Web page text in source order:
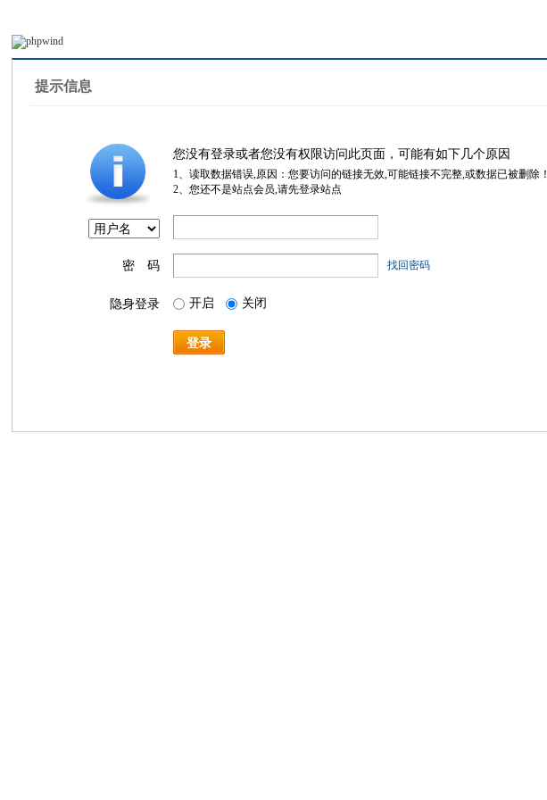
提示信息
您没有登录或者您没有权限访问此页面，可能有如下几个原因
1、读取数据错误,原因：您要访问的链接无效,可能链接不完整,或数据已被删除！
2、您还不是站点会员,请先登录站点
密 码 找回密码
隐身登录 开启 关闭
登录